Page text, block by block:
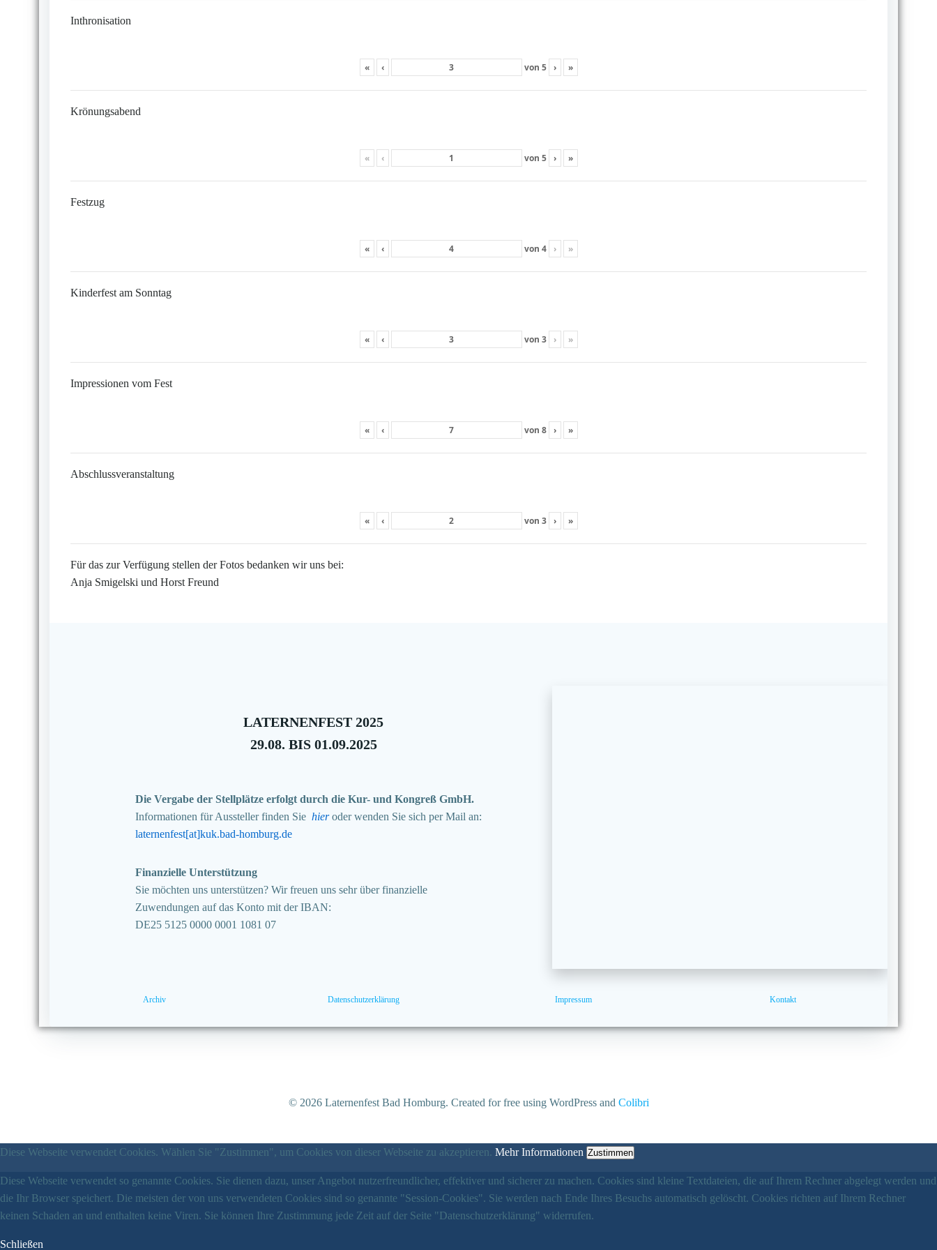
Inthronisation
« ‹ von 5 › »
Krönungsabend
« ‹ von 5 › »
Festzug
« ‹ von 4 › »
Kinderfest am Sonntag
« ‹ von 3 › »
Impressionen vom Fest
« ‹ von 8 › »
Abschlussveranstaltung
« ‹ von 3 › »
Für das zur Verfügung stellen der Fotos bedanken wir uns bei:
Anja Smigelski und Horst Freund
LATERNENFEST 2025
29.08. BIS 01.09.2025
Die Vergabe der Stellplätze erfolgt durch die Kur- und Kongreß GmbH.
Informationen für Aussteller finden Sie hieroder wenden Sie sich per Mail an:
laternenfest[at]kuk.bad-homburg.de
Finanzielle Unterstützung
Sie möchten uns unterstützen? Wir freuen uns sehr über finanzielle
Zuwendungen auf das Konto mit der IBAN:
DE25 5125 0000 0001 1081 07
Archiv Datenschutzerklärung Impressum Kontakt
© 2026 Laternenfest Bad Homburg. Created for free using WordPress and Colibri
Diese Webseite verwendet Cookies. Wählen Sie "Zustimmen", um Cookies von dieser Webseite zu akzeptieren. Mehr Informationen Zustimmen
Diese Webseite verwendet so genannte Cookies. Sie dienen dazu, unser Angebot nutzerfreundlicher, effektiver und sicherer zu machen. Cookies sind kleine Textdateien, die auf Ihrem Rechner abgelegt werden und
die Ihr Browser speichert. Die meisten der von uns verwendeten Cookies sind so genannte "Session-Cookies". Sie werden nach Ende Ihres Besuchs automatisch gelöscht. Cookies richten auf Ihrem Rechner
keinen Schaden an und enthalten keine Viren. Sie können Ihre Zustimmung jede Zeit auf der Seite "Datenschutzerklärung" widerrufen.
Schließen